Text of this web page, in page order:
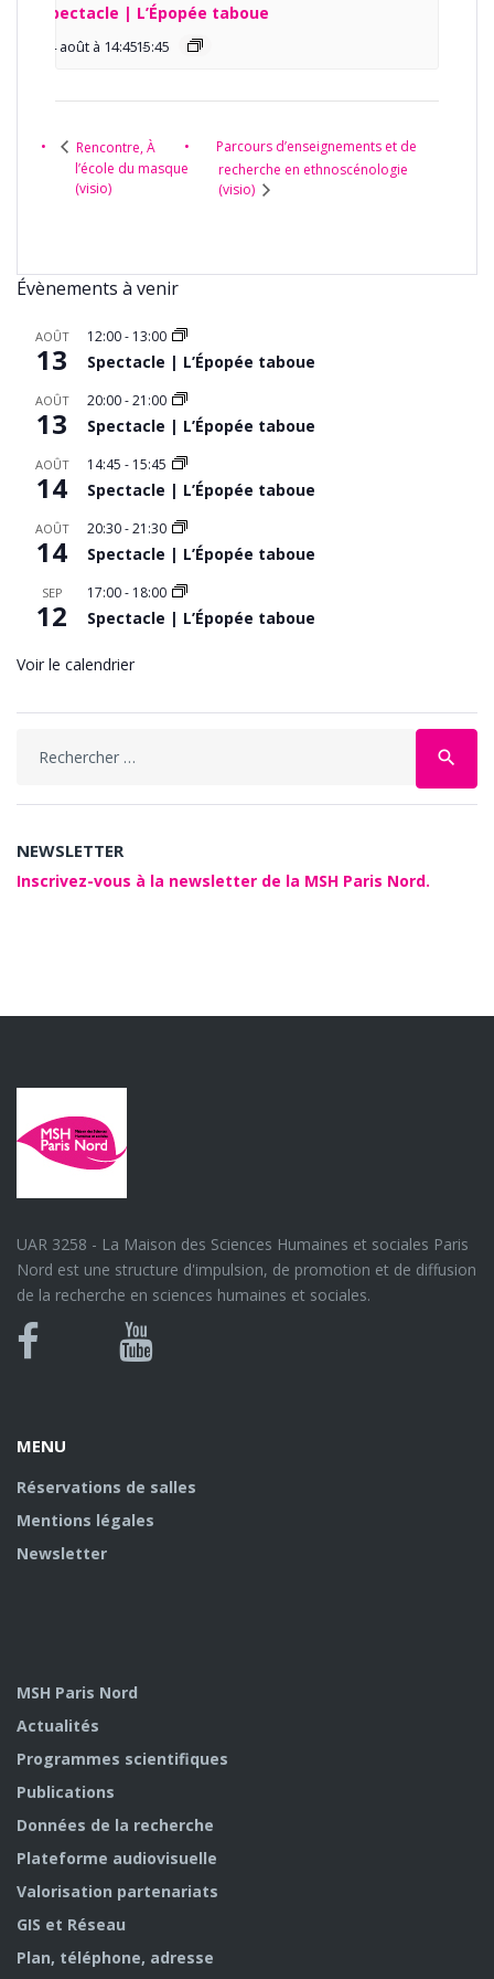
Spectacle | L’Épopée taboue
14 août à 14:45 -
15:45
Rencontre, À
l’école du masque
(visio)
Parcours d’enseignements et de
recherche en ethnoscénologie
(visio)
Évènements à venir
AOÛT
13
12:00- 13:00
Spectacle | L’Épopée taboue
AOÛT
13
20:00-21:00
Spectacle | L’Épopée taboue
AOÛT
14
14:45 - 15:45
Spectacle | L’Épopée taboue
AOÛT
14
20:30-21:30
Spectacle | L’Épopée taboue
SEP
12
17:00- 18:00
Spectacle | L’Épopée taboue
Voir le calendrier
search
NEWSLETTER
Inscrivez-vous à la newsletter de la MSH Paris Nord.
UAR 3258 - La Maison des Sciences Humaines et sociales Paris
Nord est une structure d'impulsion, de promotion et de diffusion
de la recherche en sciences humaines et sociales.
Bluesky
Canal
MENU
Réservations de salles
Mentions légales
Newsletter
MSH Paris Nord
Actualités
Programmes scientifiques
Publications
Données de la recherche
Plateforme audiovisuelle
Valorisation partenariats
GIS et Réseau
Plan, téléphone, adresse